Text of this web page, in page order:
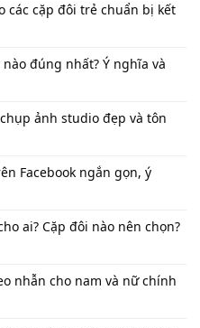
các cặp đôi trẻ chuẩn bị kết
đúng nhất​? Ý nghĩa và
ảnh studio đẹp và tôn
Facebook​ ngắn gọn, ý
ai? Cặp đôi nào nên chọn?
nhẫn cho nam và nữ chính